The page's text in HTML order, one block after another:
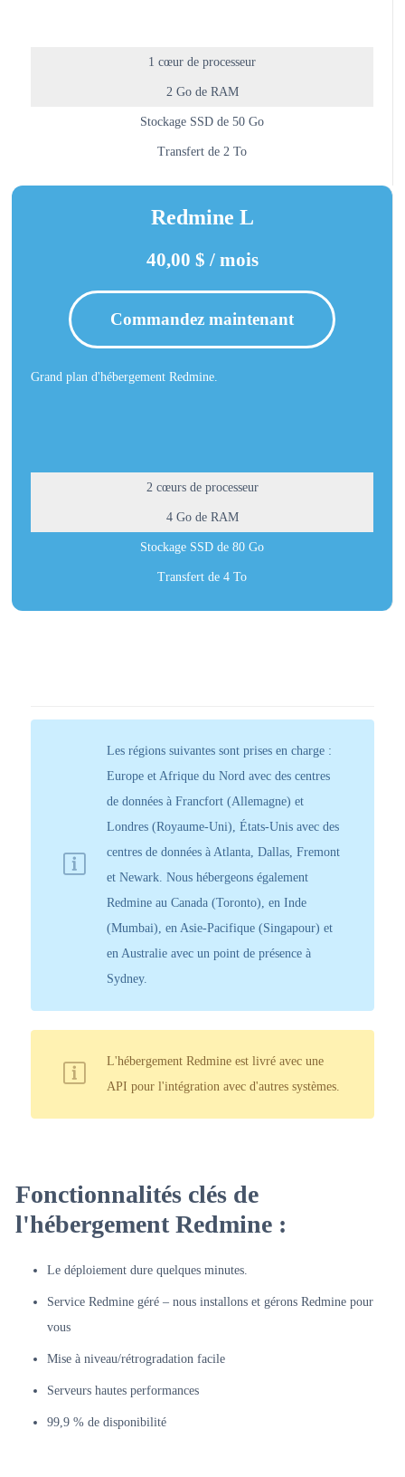
1 cœur de processeur
2 Go de RAM
Stockage SSD de 50 Go
Transfert de 2 To
Redmine L
40,00 $ / mois
Commandez maintenant
Grand plan d'hébergement Redmine.
2 cœurs de processeur
4 Go de RAM
Stockage SSD de 80 Go
Transfert de 4 To
Les régions suivantes sont prises en charge :
Europe et Afrique du Nord avec des centres
de données à Francfort (Allemagne) et
Londres (Royaume-Uni), États-Unis avec des
centres de données à Atlanta, Dallas, Fremont
et Newark. Nous hébergeons également
Redmine au Canada (Toronto), en Inde
(Mumbai), en Asie-Pacifique (Singapour) et
en Australie avec un point de présence à
Sydney.
L'hébergement Redmine est livré avec une
API pour l'intégration avec d'autres systèmes.
Fonctionnalités clés de
l'hébergement Redmine :
Le déploiement dure quelques minutes.
Service Redmine géré – nous installons et gérons Redmine pour
vous
Mise à niveau/rétrogradation facile
Serveurs hautes performances
99,9 % de disponibilité